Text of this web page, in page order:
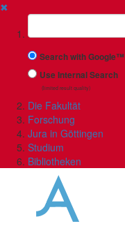
✖
Suchbegriff
Search with Google™
Use Internal Search
(limited result quality)
Die Fakultät
Forschung
Jura in Göttingen
Studium
Bibliotheken